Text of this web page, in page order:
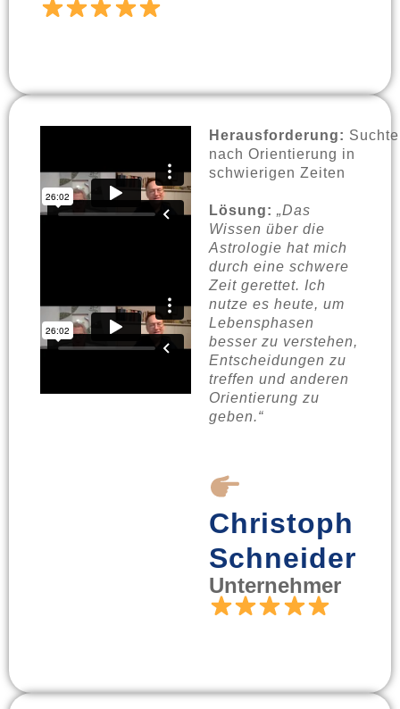
Herausforderung: Suchte
nach Orientierung in
schwierigen Zeiten
Lösung: „Das
Wissen über die
Astrologie hat mich
durch eine schwere
Zeit gerettet. Ich
nutze es heute, um
Lebensphasen
besser zu verstehen,
Entscheidungen zu
treffen und anderen
Orientierung zu
geben.“
Christoph
Schneider
Unternehmer